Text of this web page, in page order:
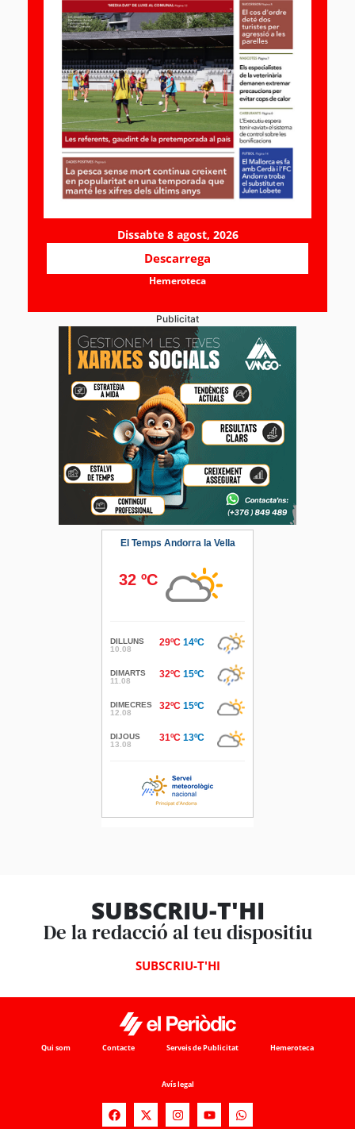
Dissabte 8 agost, 2026
Descarrega
Hemeroteca
Publicitat
SUBSCRIU-T'HI
De la redacció al teu dispositiu
SUBSCRIU-T'HI
Qui som Contacte Serveis de Publicitat Hemeroteca
Avís legal